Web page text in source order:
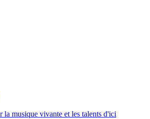
la musique vivante et les talents d'ici